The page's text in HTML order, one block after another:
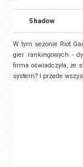
5hadow
W tym sezonie Riot
gier rankingowych -
firma oświadczyła, że
system? I przede